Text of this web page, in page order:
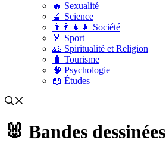
🔥 Sexualité
🔬 Science
👨‍👨‍👧‍👧 Société
🏅 Sport
🙏 Spiritualité et Religion
🧳 Tourisme
🧠 Psychologie
📖 Études
🐰 Bandes dessinées